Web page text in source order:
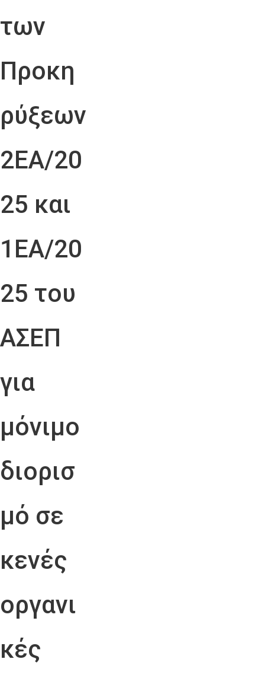
των
Προκη
ρύξεων
2ΕΑ/20
25 και
1ΕΑ/20
25 του
ΑΣΕΠ
για
μόνιμο
διορισ
μό σε
κενές
οργανι
κές